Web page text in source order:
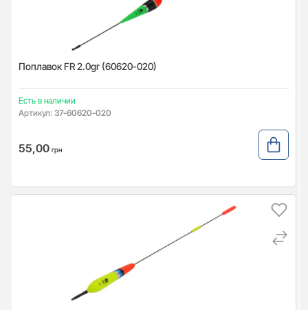
Поплавок FR 2.0gr (60620-020)
Есть в наличии
Артикул: 37-60620-020
55,00 грн